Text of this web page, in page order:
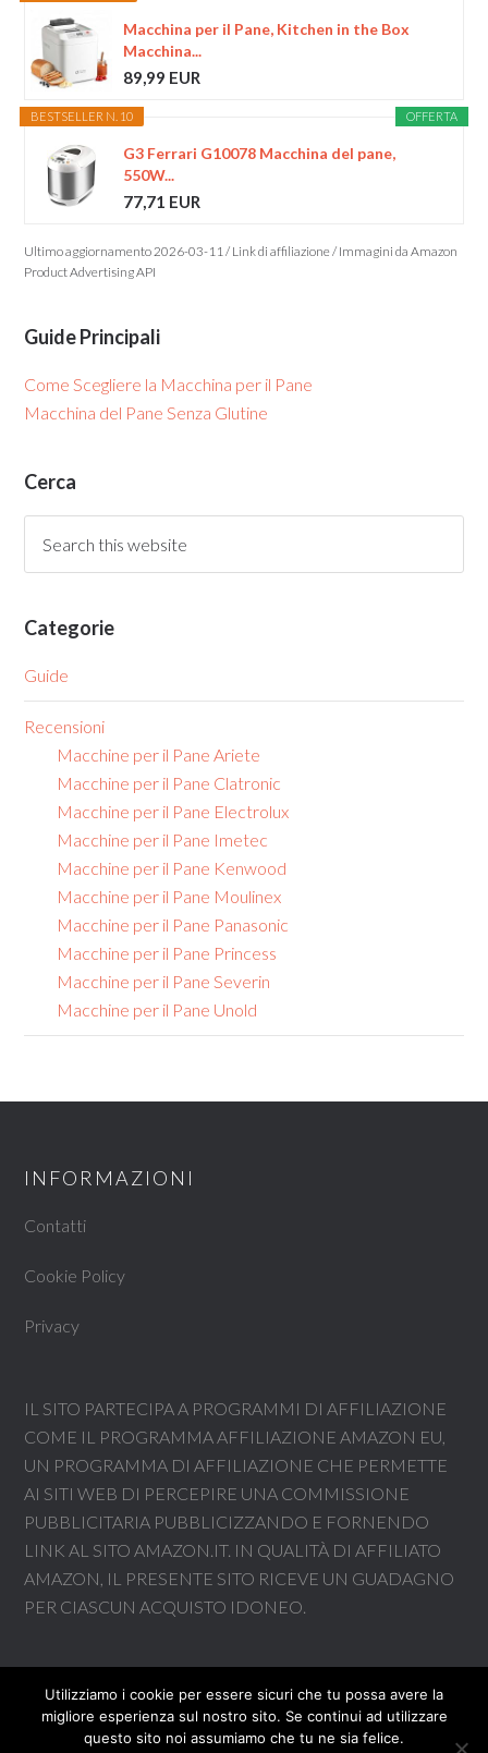
Macchina per il Pane, Kitchen in the Box
Macchina...
89,99 EUR
OFFERTA
BESTSELLER N. 10
G3 Ferrari G10078 Macchina del pane,
550W...
77,71 EUR
Ultimo aggiornamento 2026-03-11 / Link di affiliazione / Immagini da Amazon
Product Advertising API
Guide Principali
Come Scegliere la Macchina per il Pane
Macchina del Pane Senza Glutine
Cerca
Categorie
Guide
Recensioni
Macchine per il Pane Ariete
Macchine per il Pane Clatronic
Macchine per il Pane Electrolux
Macchine per il Pane Imetec
Macchine per il Pane Kenwood
Macchine per il Pane Moulinex
Macchine per il Pane Panasonic
Macchine per il Pane Princess
Macchine per il Pane Severin
Macchine per il Pane Unold
INFORMAZIONI
Contatti
Cookie Policy
Privacy
IL SITO PARTECIPA A PROGRAMMI DI AFFILIAZIONE
COME IL PROGRAMMA AFFILIAZIONE AMAZON EU,
UN PROGRAMMA DI AFFILIAZIONE CHE PERMETTE
AI SITI WEB DI PERCEPIRE UNA COMMISSIONE
PUBBLICITARIA PUBBLICIZZANDO E FORNENDO
LINK AL SITO AMAZON.IT. IN QUALITÀ DI AFFILIATO
AMAZON, IL PRESENTE SITO RICEVE UN GUADAGNO
PER CIASCUN ACQUISTO IDONEO.
Il sito partecipa a programmi di affiliazione come il Programma
Affiliazione Amazon EU, un programma di affiliazione che permette ai siti
web di percepire una commissione pubblicitaria pubblicizzando e
Utilizziamo i cookie per essere sicuri che tu possa avere la
migliore esperienza sul nostro sito. Se continui ad utilizzare
questo sito noi assumiamo che tu ne sia felice.